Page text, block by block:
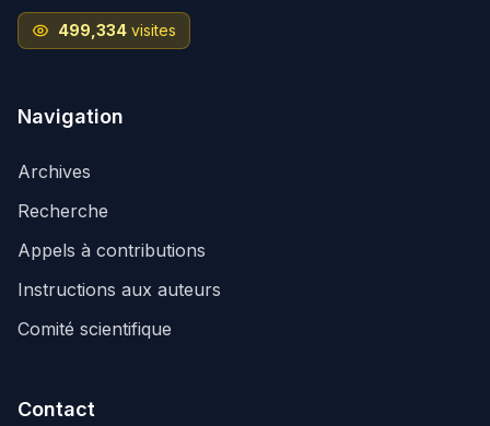
499,334 visites
Navigation
Archives
Recherche
Appels à contributions
Instructions aux auteurs
Comité scientifique
Contact